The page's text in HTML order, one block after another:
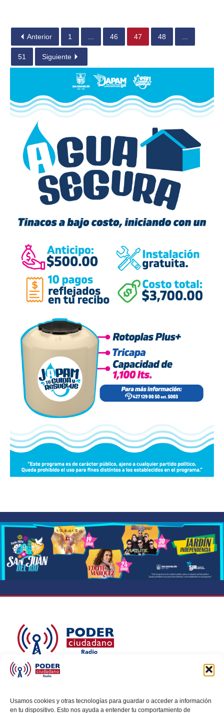
Usamos cookies y otras tecnologías para guardar o acceder a información
en tu dispositivo. Esto nos ayuda a entender tu comportamiento de
Anterior 1 ... 46 47 48 ...
51 Siguiente
Poder Ciudadano Radio y TV es la voz de quienes
Nuestro compromiso es conectar con la